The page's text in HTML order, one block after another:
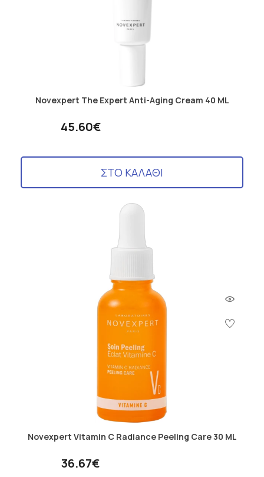
Novexpert The Expert Anti-Aging Cream 40 ML
45.60€
ΣΤΟ ΚΑΛΑΘΙ
Novexpert Vitamin C Radiance Peeling Care 30 ML
36.67€